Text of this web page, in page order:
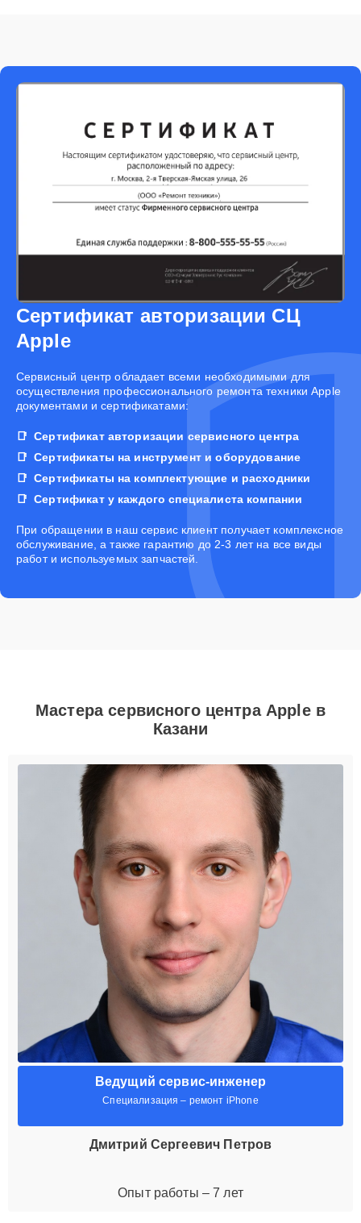
Сертификат авторизации СЦ
Apple
Cервисный центр обладает всеми необходимыми для
осуществления профессионального ремонта техники Apple
документами и сертификатами:
Сертификат авторизации сервисного центра
Сертификаты на инструмент и оборудование
Сертификаты на комплектующие и расходники
Сертификат у каждого специалиста компании
При обращении в наш сервис клиент получает комплексное
обслуживание, а также гарантию до 2-3 лет на все виды
работ и используемых запчастей.
Мастера сервисного центра Apple в
Казани
Ведущий сервис-инженер
Специализация – ремонт iPhone
Дмитрий Сергеевич Петров
Опыт работы – 7 лет